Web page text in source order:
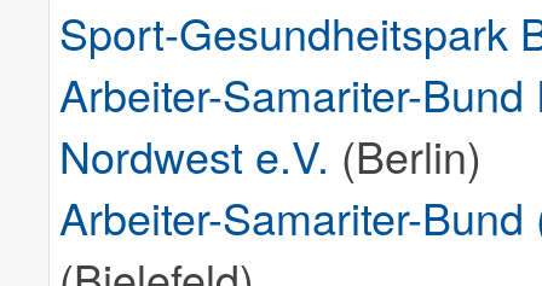
Sport-Gesundheitspark
Arbeiter-Samariter-
Nordwest e.V. (Berlin)
Arbeiter-Samariter-